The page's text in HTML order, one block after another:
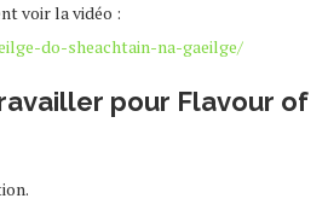
voir la vidéo :
do-sheachtain-na-gaeilge/
pour Flavour of